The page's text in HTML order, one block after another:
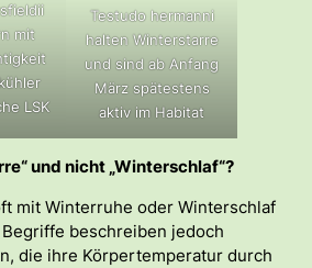
mit
LSK
Testudo hermanni
halten Winterstarre
und sind ab Anfang
März spätestens
aktiv im Habitat
und nicht „Winterschlaf“?
mit Winterruhe oder Winterschlaf
beschreiben jedoch
die ihre Körpertemperatur durch